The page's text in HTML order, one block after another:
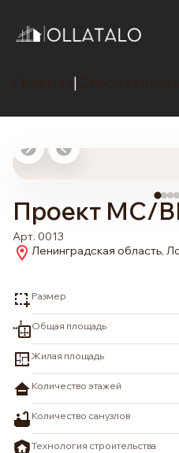
Проект МС/
Арт. 0013
Ленинградская область,
Размер
Общая площадь
Жилая площадь
Количество этажей
Количество санузлов
Технология строительства